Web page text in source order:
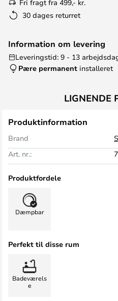
Fri fragt fra 499,- kr.
30 dages returret
Information om levering
Leveringstid: 9 - 13
Pære permanent installeret
LIGNENDE
Produktinformation
Brand
Art. nr.:
Produktfordele
Dæmpbar
Perfekt til disse rum
Badeværels
e